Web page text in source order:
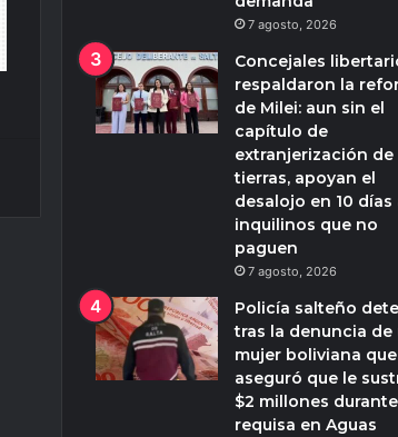
7 agosto, 2026
Concejales
respaldaron la
de Milei: aun sin el
capítulo de
extranjerización de
tierras, apoyan el
desalojo en 10 días
inquilinos que no
paguen
7 agosto, 2026
Policía salteño
tras la denuncia de
mujer boliviana que
aseguró que le
$2 millones
requisa en Aguas